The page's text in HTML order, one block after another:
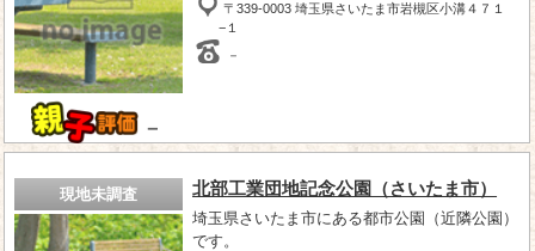
－
〒339-0003 埼玉県さいたま市岩槻区小溝４７１
−１
－
現地未調査 北部工業団地記念公園（さいたま市）
埼玉県さいたま市にある都市公園（近隣公園）
です。